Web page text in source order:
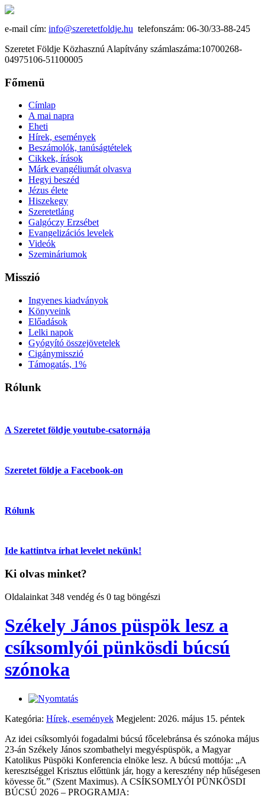
e-mail cím: info@szeretetfoldje.hu telefonszám: 06-30/33-88-245
Szeretet Földje Közhasznú Alapítvány számlaszáma:10700268-
04975106-51100005
Főmenü
Címlap
A mai napra
Eheti
Hírek, események
Beszámolók, tanúságtételek
Cikkek, írások
Márk evangéliumát olvasva
Hegyi beszéd
Jézus élete
Hiszekegy
Szeretetláng
Galgóczy Erzsébet
Evangelizációs levelek
Videók
Szemináriumok
Misszió
Ingyenes kiadványok
Könyveink
Előadások
Lelki napok
Gyógyító összejövetelek
Cigánymisszió
Támogatás, 1%
Rólunk
A Szeretet földje youtube-csatornája
Szeretet földje a Facebook-on
Rólunk
Ide kattintva írhat levelet nekünk!
Ki olvas minket?
Oldalainkat 348 vendég és 0 tag böngészi
Székely János püspök lesz a
csíksomlyói pünkösdi búcsú
szónoka
Kategória: Hírek, események Megjelent: 2026. május 15. péntek
Az idei csíksomlyói fogadalmi búcsú főcelebránsa és szónoka május
23-án Székely János szombathelyi megyéspüspök, a Magyar
Katolikus Püspöki Konferencia elnöke lesz. A búcsú mottója: „A
keresztséggel Krisztus előttünk jár, hogy a keresztény nép hűségesen
kövesse őt.” (Szent Maximus). A CSÍKSOMLYÓI PÜNKÖSDI
BÚCSÚ 2026 – PROGRAMJA: